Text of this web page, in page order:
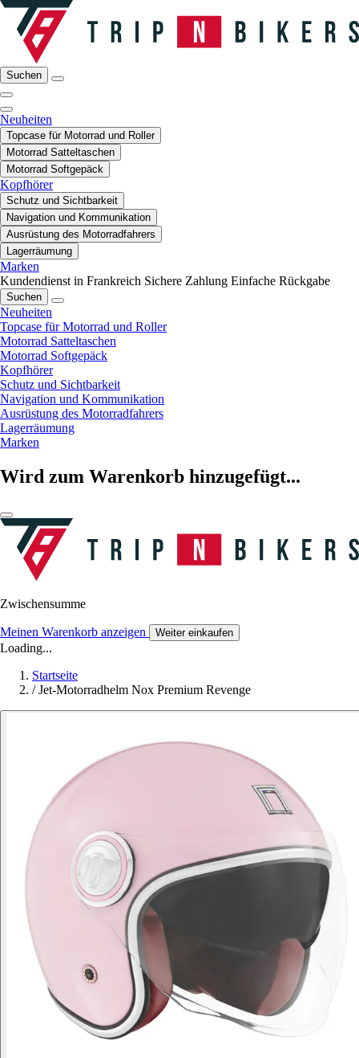
Suchen
Neuheiten
Topcase für Motorrad und Roller
Motorrad Satteltaschen
Motorrad Softgepäck
Kopfhörer
Schutz und Sichtbarkeit
Navigation und Kommunikation
Ausrüstung des Motorradfahrers
Lagerräumung
Marken
Kundendienst in Frankreich Sichere Zahlung Einfache Rückgabe
Suchen
Neuheiten
Topcase für Motorrad und Roller
Motorrad Satteltaschen
Motorrad Softgepäck
Kopfhörer
Schutz und Sichtbarkeit
Navigation und Kommunikation
Ausrüstung des Motorradfahrers
Lagerräumung
Marken
Wird zum Warenkorb hinzugefügt...
Zwischensumme
Meinen Warenkorb anzeigen Weiter einkaufen
Loading...
Startseite
/ Jet-Motorradhelm Nox Premium Revenge